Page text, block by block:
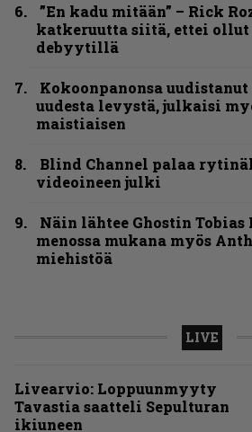
”En kadu mitään” – Rick
katkeruutta siitä, ettei ollut
debyytillä
Kokoonpanonsa
uudesta levystä, julkaisi
maistiaisen
Blind Channel palaa
videoineen julki
Näin lähtee Ghostin Tobias
menossa mukana myös
miehistöä
LIVE
Livearvio: Loppuunmyyty
Tavastia saatteli Sepulturan
ikiuneen